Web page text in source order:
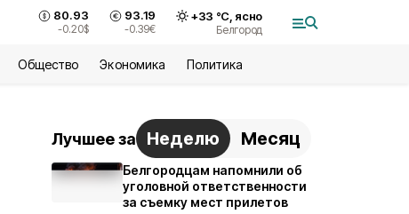
80.93
-0.20$
93.19
-0.39€
+33 °С, ясно
Белгород
Общество Экономика Политика
Лучшее за Неделю Месяц
Белгородцам напомнили об
уголовной ответственности
за съемку мест прилетов